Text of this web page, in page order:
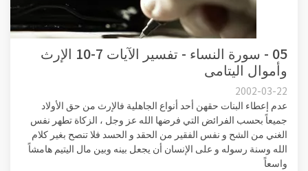
05 - سورة النساء - تفسير الآيات 7-10 الإرث
وأموال اليتامى
2002-03-22
عدم إعطاء البنات حقهن أحد أنواع الجاهلية فالإرث من حق الأولاد
جميعاً بحسب الفرائض التي فرضها الله عز وجل ، الزكاة تطهر نفس
الغني من الشح و نفس الفقير من الحقد و الحسد فلا تنصح بغير كلام
الله وسنة رسوله و على الإنسان أن يجعل بينه وبين مال اليتيم هامشاً
واسعاً